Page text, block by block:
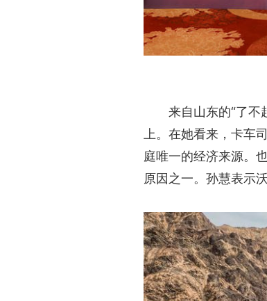
来自山东的“了不
上。在她看来，卡车
庭唯一的经济来源。
原因之一。孙慧表示